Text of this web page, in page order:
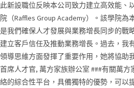
此新設職位反映本公司致力建立高效能、
院（Raffles Group Academy）。該學院
是我們確保人才發展與業務增長同步的戰
建立客戶信任及推動業務增長。過去，我
領導思維方面發揮了重要作用，她將協助
首席人才官, 萬方家族辦公室 ###有關萬
絡的綜合性平台，具備獨特的優勢，可以